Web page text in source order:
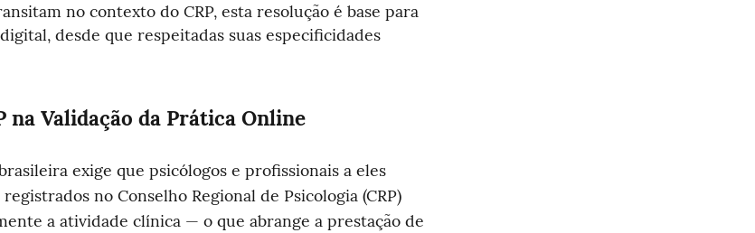
no contexto do CRP, esta resolução é base para
desde que respeitadas suas especificidades
na Validação da Prática Online
exige que psicólogos e profissionais a eles
no Conselho Regional de Psicologia (CRP)
a atividade clínica — o que abrange a prestação de